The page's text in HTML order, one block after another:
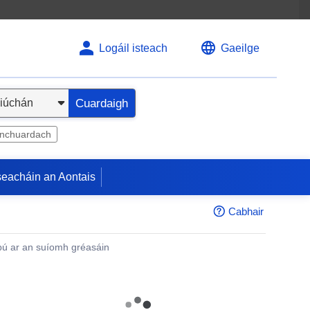
Logáil isteach Gaeilge
Cuardaigh
an Aontais
Cabhair
ar an suíomh gréasáin